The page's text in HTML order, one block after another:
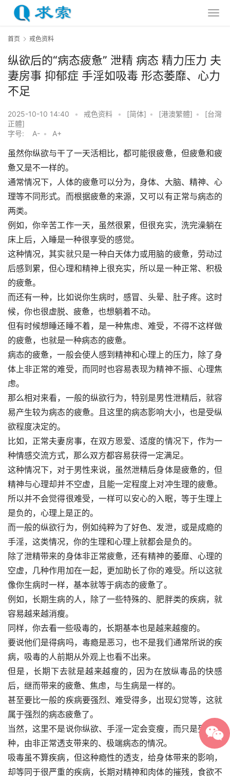
首页 戒色资料
纵欲后的“病态疲惫” 泄精 病态 精力压力 夫
妻房事 抑郁症 手淫如吸毒 形态萎靡、心力
不足
2025-10-10 14:40 • 戒色资料 • [简体] • [港澳繁體] •
[台灣
正體]
字号:
A- • A+
虽然你纵欲与干了一天活相比，都可能很疲惫，但疲惫和疲
惫又是不一样的。
通常情况下，人体的疲惫可以分为，身体、大脑、精神、心
理等不同形式。而根据疲惫的来源，又可以有正常与病态的
两类。
例如，你辛苦工作一天，虽然很累，但很充实，洗完澡躺在
床上后，入睡是一种很享受的感觉。
这种情况，其实就只是一种白天体力或用脑的疲惫，劳动过
后感到累，但心理和精神上很充实，所以是一种正常、积极
的疲惫。
而还有一种，比如说你生病时，感冒、头晕、肚子疼。这时
候，你也很虚脱、疲惫，也想躺着不动。
但有时候想睡还睡不着，是一种焦虑、难受，不得不这样做
的疲惫，也就是一种病态的疲惫。
病态的疲惫，一般会使人感到精神和心理上的压力，除了身
体上非正常的难受，而同时也容易表现为精神不振、心理焦
虑。
那么相对来看，一般的纵欲行为，特别是男性泄精后，就容
易产生较为病态的疲惫。且这里的病态影响大小，也是受纵
欲程度决定的。
比如，正常夫妻房事，在双方恩爱、适度的情况下，作为一
种情感交流方式，那么双方都容易获得一定满足。
这种情况下，对于男性来说，虽然泄精后身体是疲惫的，但
精神与心理却并不空虚，且能一定程度上对冲生理的疲惫。
所以并不会觉得很难受，一样可以安心的入眠，等于生理上
是负的，心理上是正的。
而一般的纵欲行为，例如纯粹为了好色、发泄，或是成瘾的
手淫，这类情况，你的生理和心理上就都会是负的。
除了泄精带来的身体非正常疲惫，还有精神的萎靡、心理的
空虚，几种作用加在一起，更加助长了你的难受。所以这就
像你生病时一样，基本就等于病态的疲惫了。
例如，长期生病的人，除了一些特殊的、肥胖类的疾病，就
容易越来越消瘦。
同样，你去看一些吸毒的，长期基本也是越来越瘦的。
要说他们是得病吗，毒瘾是恶习，也不是我们通常所说的疾
病，吸毒的人前期从外观上也看不出来。
但是，长期下去就是越来越瘦的，因为在放纵毒品的快感
后，继而带来的疲惫、焦虑，与生病是一样的。
甚至要比一般的疾病要强烈、难受得多，出现幻觉等，这就
属于强烈的病态疲惫了。
当然，这里不是说你纵欲、手淫一定会变瘦，而只是列举一
种，由非正常透支带来的、极端病态的情况。
吸毒虽不算疾病，但这种瘾性的透支，给身体带来的影响，
却等同于很严重的疾病，长期对精神和肉体的摧残，食欲不